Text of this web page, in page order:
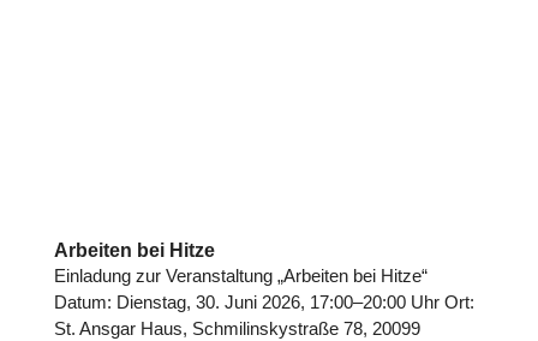
Arbeiten bei Hitze
Ein­la­dung zur Ver­an­stal­tung „Arbeiten bei Hitze“
Datum: Dienstag, 30. Juni 2026, 17:00–20:00 Uhr Ort:
St. Ansgar Haus, Schmi­lin­sky­straße 78, 20099